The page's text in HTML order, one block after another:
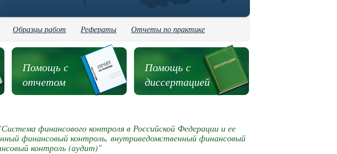
Образцы работ Рефераты Отчеты по практике
Помощь с
отчетом
Помощь с
диссертацией
финансового контроля в Российской Федерации и ее
финансовый контроль, внутриведомственный финансовый
контроль (аудит)"